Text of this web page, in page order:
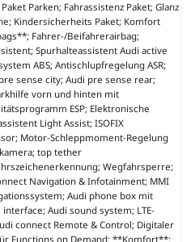
Parken; Fahrassistenz Paket; Glanz
Kindersicherheits Paket; Komfort
Fahrer-/Beifahrerairbag;
Spurhalteassistent Audi active
ABS; Antischlupfregelung ASR;
sense city; Audi pre sense rear;
vorn und hinten mit
ESP; Elektronische
Light Assist; ISOFIX
Motor-Schleppmoment-Regelung
top tether
Wegfahrsperre;
Navigation & Infotainment; MMI
Audi phone box mit
Audi sound system; LTE-
connect Remote & Control; Digitaler
Functions on Demand; **Komfort**;